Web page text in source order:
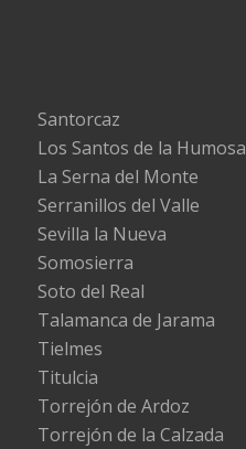
Santorcaz
Los Santos de la Humosa
La Serna del Monte
Serranillos del Valle
Sevilla la Nueva
Somosierra
Soto del Real
Talamanca de Jarama
Tielmes
Titulcia
Torrejón de Ardoz
Torrejón de la Calzada